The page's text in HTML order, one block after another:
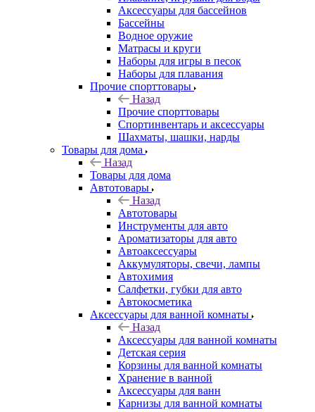
Аксессуары для бассейнов
Бассейны
Водное оружие
Матрасы и круги
Наборы для игры в песок
Наборы для плавания
Прочие спорттовары
Назад
Прочие спорттовары
Спортинвентарь и аксессуары
Шахматы, шашки, нарды
Товары для дома
Назад
Товары для дома
Автотовары
Назад
Автотовары
Инструменты для авто
Ароматизаторы для авто
Автоаксессуары
Аккумуляторы, свечи, лампы
Автохимия
Салфетки, губки для авто
Автокосметика
Аксессуары для ванной комнаты
Назад
Аксессуары для ванной комнаты
Детская серия
Корзины для ванной комнаты
Хранение в ванной
Аксессуары для ванн
Карнизы для ванной комнаты